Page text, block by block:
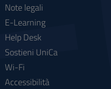
Note legali
E-Learning
Help Desk
Sostieni UniCa
Wi-Fi
Accessibilità